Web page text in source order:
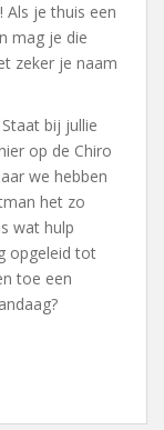
Als je thuis een
mag je die
zeker je naam
bij jullie
op de Chiro
we hebben
het zo
wat hulp
opgeleid tot
toe een